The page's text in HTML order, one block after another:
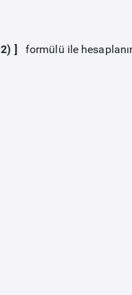
] formülü ile